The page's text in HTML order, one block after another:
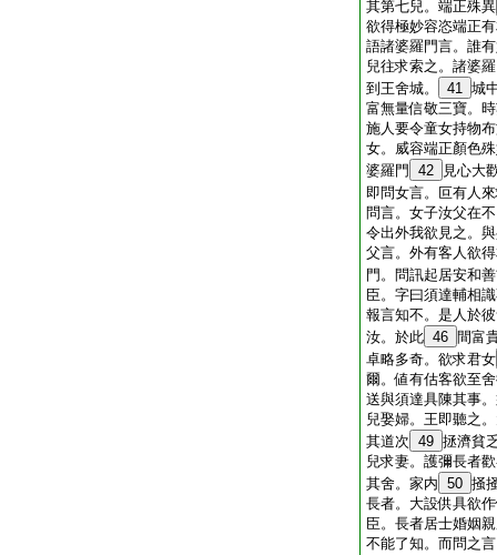
其第七兒。端正殊異
欲得極妙容恣端正
語諸婆羅門言。誰
兒往求索之。諸婆
到王舍城。
41 城
富無量信敬三寶。
施人要令童女持物
女。威容端正顏色
婆羅門
42
見心大
即問女言。叵有人
問言。女子汝父在
令出外我欲見之。
父言。外有客人欲
門。問訊起居安和
臣。字曰須達輔相
報言知不。是人於
汝。於此 46 間富
卓略多奇。欲求君女
爾。値有估客欲至
送與須達具陳其事
兒娶婦。王即聽之
其道次 49 拯濟貧
兒求妻。護彌長者
其舍。家内 50 掻
長者。大設供具欲
臣。長者居士婚姻
不能了知。而問之